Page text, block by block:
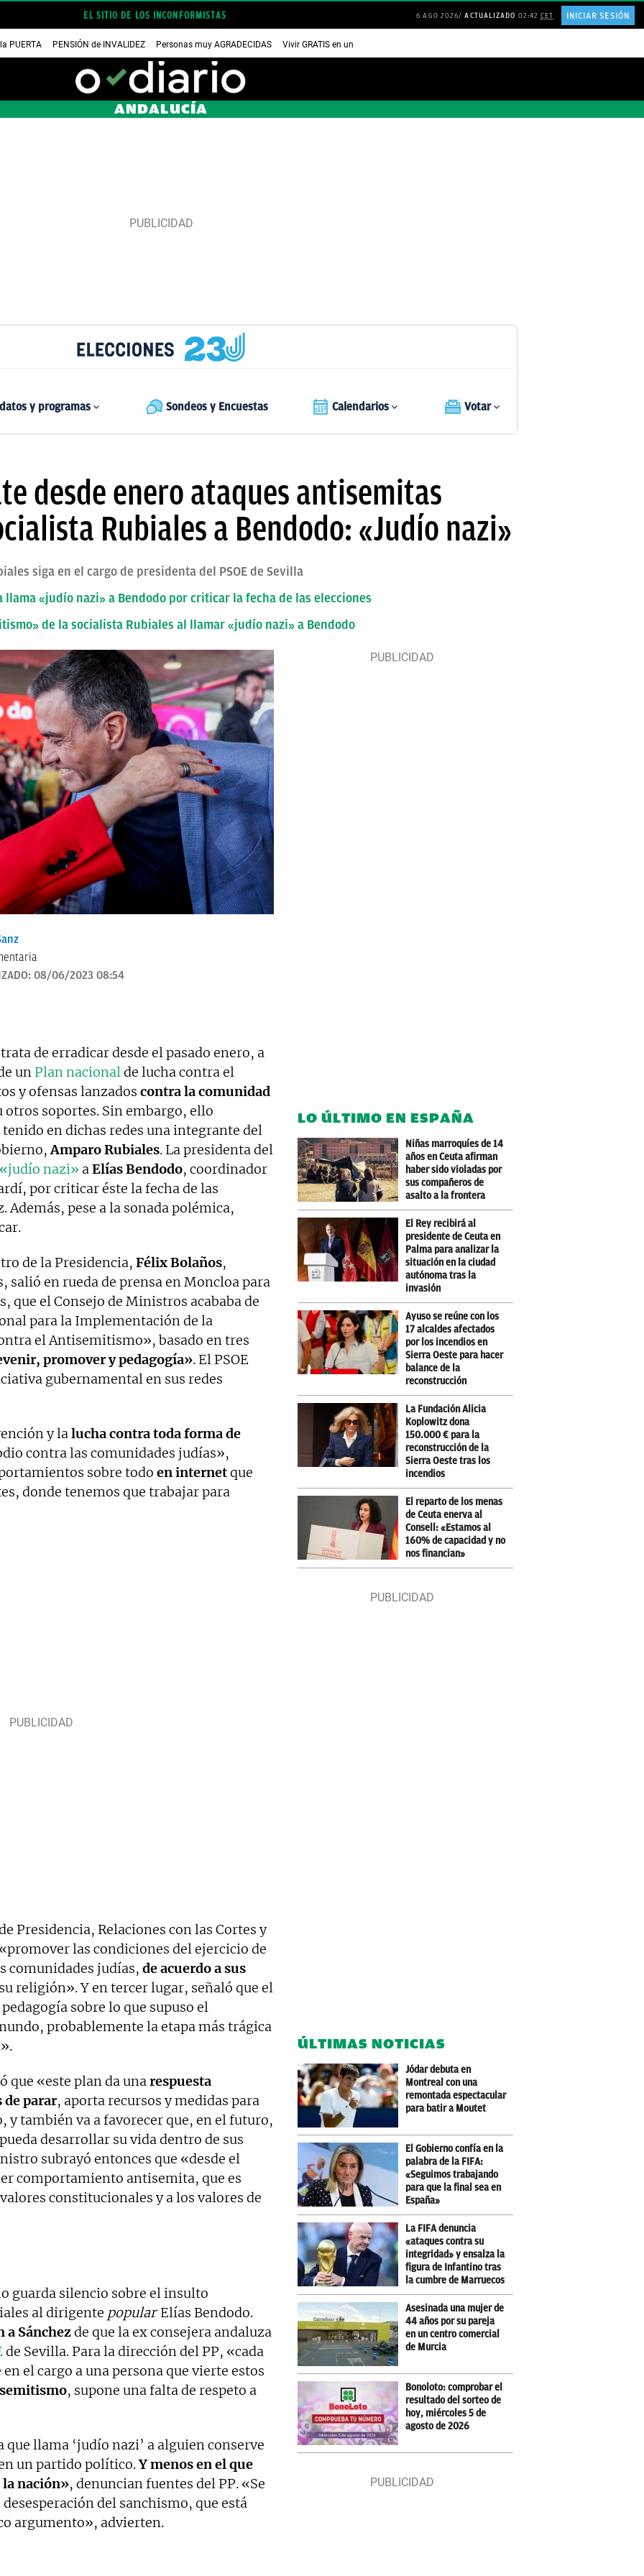
EL SITIO DE LOS INCONFORMISTAS 6 AGO 2026 ACTUALIZADO 02:42CET INICIAR SESIÓN
PUERTA PENSIÓN de INVALIDEZ Personas muy AGRADECIDAS Vivir GRATIS en una ISLA en GRECIA
ANDALUCÍA
y programas Sondeos y Encuestas Calendarios Votar
desde enero ataques antisemitas
Rubiales a Bendodo: «Judío nazi»
siga en el cargo de presidenta del PSOE de Sevilla
llama «judío nazi» a Bendodo por criticar la fecha de las elecciones
de la socialista Rubiales al llamar «judío nazi» a Bendodo
08/06/2023 08:54
trata de erradicar desde el pasado enero, a
un Plan nacional de lucha contra el
y ofensas lanzados contra la comunidad
otros soportes. Sin embargo, ello
en dichas redes una integrante del
Amparo Rubiales. La presidenta del
«judío nazi» a Elías Bendodo, coordinador
por criticar éste la fecha de las
Además, pese a la sonada polémica,
de la Presidencia, Félix Bolaños,
salió en rueda de prensa en Moncloa para
que el Consejo de Ministros acababa de
para la Implementación de la
el Antisemitismo», basado en tres
promover y pedagogía». El PSOE
gubernamental en sus redes
y la lucha contra toda forma de
contra las comunidades judías»,
sobre todo en internetque
donde tenemos que trabajar para
Presidencia, Relaciones con las Cortes y
las condiciones del ejercicio de
comunidades judías, de acuerdo a sus
religión». Y en tercer lugar, señaló que el
sobre lo que supuso el
probablemente la etapa más trágica
que «este plan da unarespuesta
de parar, aporta recursos y medidas para
también va a favorecer que, en el futuro,
desarrollar su vida dentro de sus
subrayó entonces que «desde el
comportamiento antisemita, que es
constitucionales y a los valores de
guarda silencio sobre el insulto
al dirigente popularElías Bendodo.
a Sánchezde que la ex consejera andaluza
de Sevilla. Para la dirección del PP, «cada
el cargo a una persona que vierte estos
, supone una falta de respeto a
que llama ‘judío nazi’ a alguien conserve
un partido político.Y menos en el que
la nación», denuncian fuentes del PP. «Se
del sanchismo, que está
argumento», advierten.
LO ÚLTIMO EN ESPAÑA
Niñas marroquíes de 14
años en Ceuta afirman
haber sido violadas por
sus compañeros de
asalto a la frontera
El Rey recibirá al
presidente de Ceuta en
Palma para analizar la
situación en la ciudad
autónoma tras la
invasión
Ayuso se reúne con los
17 alcaldes afectados
por los incendios en
Sierra Oeste para hacer
balance de la
reconstrucción
La Fundación Alicia
Koplowitz dona
150.000 € para la
reconstrucción de la
Sierra Oeste tras los
incendios
El reparto de los menas
de Ceuta enerva al
Consell: «Estamos al
160% de capacidad y no
nos financian»
ÚLTIMAS NOTICIAS
Jódar debuta en
Montreal con una
remontada espectacular
para batir a Moutet
El Gobierno confía en la
palabra de la FIFA:
«Seguimos trabajando
para que la final sea en
España»
La FIFA denuncia
«ataques contra su
integridad» y ensalza la
figura de Infantino tras
la cumbre de Marruecos
Asesinada una mujer de
44 años por su pareja
en un centro comercial
de Murcia
Bonoloto: comprobar el
resultado del sorteo de
hoy, miércoles 5 de
agosto de 2026